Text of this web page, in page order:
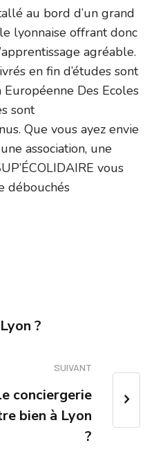
au bord d’un grand
lyonnaise offrant donc
agréable.
en fin d’études sont
Des Ecoles
sont
Que vous ayez envie
association, une
vous
débouchés
?
SUIVANT
conciergerie
bien à Lyon
?